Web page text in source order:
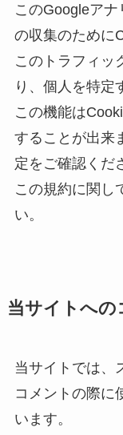
このGoogleア
の収集のために
このトラフィッ
り、個人を特定
この機能は
することが出来
定をご確認くだ
この規約に関し
い。
当サイトへ
当サイトでは、
コメントの際に
います。